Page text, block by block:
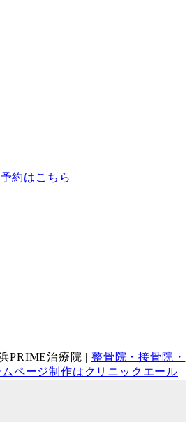
予約はこちら
PRIME治療院 | 整骨院・接骨院・
ページ制作はクリニックエール